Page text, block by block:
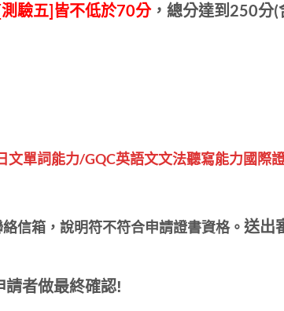
驗五]皆不低於70分，總分達到250分(
文單詞能力/GQC英語文文法聽寫能力國際
信箱，說明符不符合申請證書資格。 送出
請者做最終確認!